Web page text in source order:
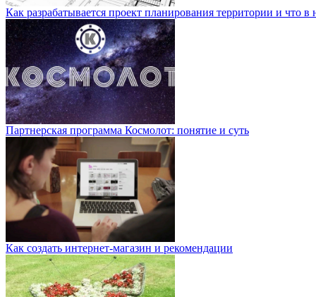
Как разрабатывается проект планирования территории и что в
Партнерская программа Космолот: понятие и суть
Как создать интернет-магазин и рекомендации